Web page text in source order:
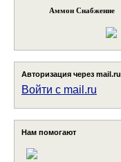
Аммон Снабжение
Авторизация через mail.ru
Войти с mail.ru
Нам помогают